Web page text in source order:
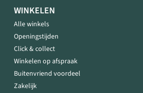
WINKELEN
Alle winkels
Openingstijden
Click & collect
Winkelen op afspraak
Buitenvriend voordeel
Zakelijk